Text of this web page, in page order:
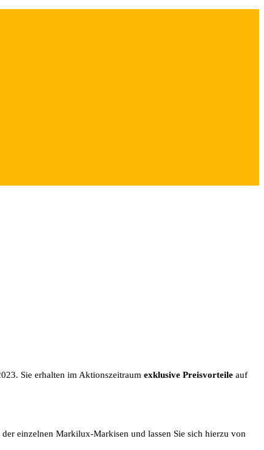
Sie erhalten im Aktionszeitraum exklusive Preisvorteile auf
einzelnen Markilux-Markisen und lassen Sie sich hierzu von